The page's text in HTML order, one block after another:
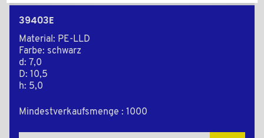
39403E
Material: PE-LLD
Farbe: schwarz
d: 7,0
D: 10,5
h: 5,0
Mindestverkaufsmenge : 1000